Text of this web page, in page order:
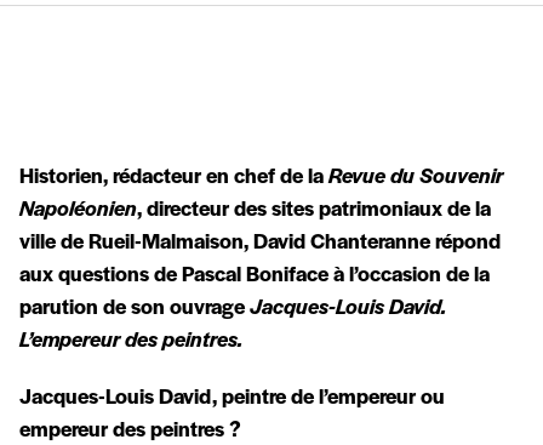
Historien, rédacteur en chef de laRevue du Souvenir
Napoléonien, directeur des sites patrimoniaux de la
ville de Rueil-Malmaison, David Chanteranne répond
aux questions de Pascal Boniface à l’occasion de la
parution de son ouvrage Jacques-Louis David.
L’empereur des peintres.
Jacques-Louis David, peintre de l’empereur ou
empereur des peintres ?